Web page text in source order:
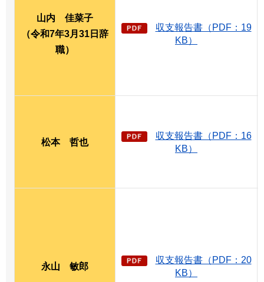
山内 佳菜子
（令和7年3月31日辞
職）
収支報告書（PDF：19
KB）
松本 哲也
収支報告書（PDF：16
KB）
永山 敏郎
収支報告書（PDF：20
KB）